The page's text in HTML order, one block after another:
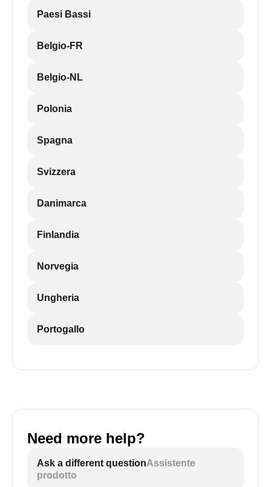
Paesi Bassi
Belgio-FR
Belgio-NL
Polonia
Spagna
Svizzera
Danimarca
Finlandia
Norvegia
Ungheria
Portogallo
Need more help?
Ask a different questionAssistente
prodotto